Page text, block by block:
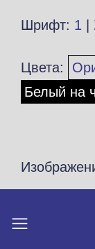
Шрифт: 1
Цвета:
Белый на